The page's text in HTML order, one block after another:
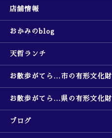
店舗情報
おかみのblog
天哲ランチ
お散歩がてら…市の有形文化財
お散歩がてら…県の有形文化財
ブログ